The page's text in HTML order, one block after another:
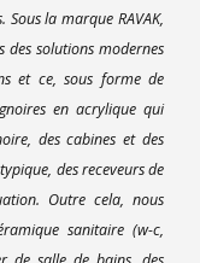
Sous la marque RAVAK,
des solutions modernes
et ce, sous forme de
en acrylique qui
des cabines et des
des receveurs de
Outre cela, nous
sanitaire (w-c,